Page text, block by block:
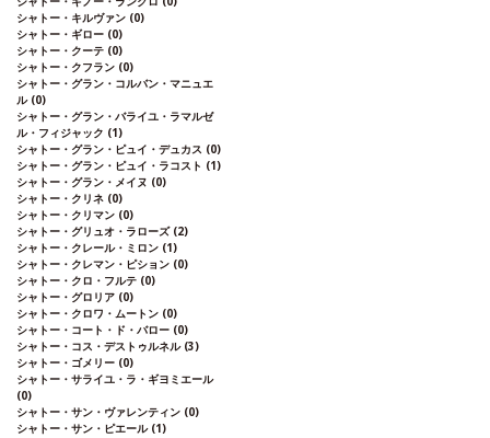
シャトー・キルヴァン (0)
シャトー・ギロー (0)
シャトー・クーテ (0)
シャトー・クフラン (0)
シャトー・グラン・コルバン・マニュエ
ル (0)
シャトー・グラン・バライユ・ラマルゼ
ル・フィジャック (1)
シャトー・グラン・ピュイ・デュカス (0)
シャトー・グラン・ピュイ・ラコスト (1)
シャトー・グラン・メイヌ (0)
シャトー・クリネ (0)
シャトー・クリマン (0)
シャトー・グリュオ・ラローズ (2)
シャトー・クレール・ミロン (1)
シャトー・クレマン・ピション (0)
シャトー・クロ・フルテ (0)
シャトー・グロリア (0)
シャトー・クロワ・ムートン (0)
シャトー・コート・ド・バロー (0)
シャトー・コス・デストゥルネル (3)
シャトー・ゴメリー (0)
シャトー・サライユ・ラ・ギヨミエール
(0)
シャトー・サン・ヴァレンティン (0)
シャトー・サン・ピエール (1)